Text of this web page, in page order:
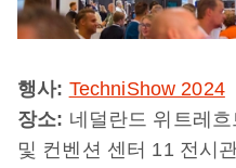
행사: TechniShow 2024
장소: 네덜란드 위트레
및 컨벤션 센터 11 전시